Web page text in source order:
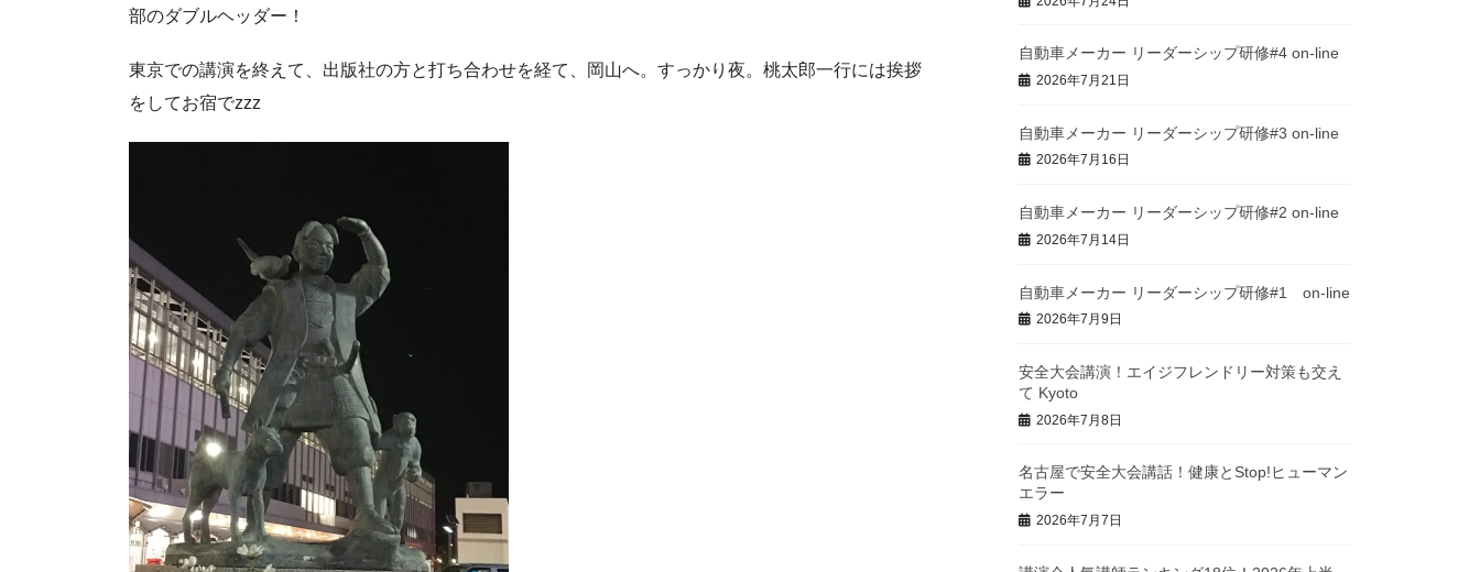
部のダブルヘッダー！
東京での講演を終えて、出版社の方と打ち合わせを経て、岡山へ。すっかり夜。桃太郎一行には挨拶
をしてお宿でzzz
自動車メーカー リーダーシップ研修#4 on-line
2026年7月21日
自動車メーカー リーダーシップ研修#3 on-line
2026年7月16日
自動車メーカー リーダーシップ研修#2 on-line
2026年7月14日
自動車メーカー リーダーシップ研修#1 on-line
2026年7月9日
安全大会講演！エイジフレンドリー対策も交え
て Kyoto
2026年7月8日
名古屋で安全大会講話！健康とStop!ヒューマン
エラー
2026年7月7日